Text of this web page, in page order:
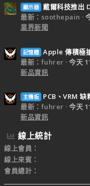
顯示器 戴爾科技推出
最新：soothepain
業界新聞
記憶體 Apple 傳積極
最新：fuhrer
今天
新品資訊
主機板
PCB、VRM
最新：fuhrer
今天
新品資訊
線上統計
線上會員
線上來賓
會員總計